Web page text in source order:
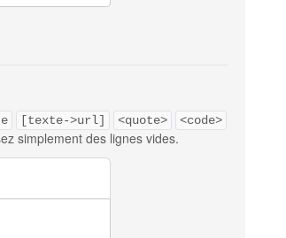
[texte->url] <quote> <code>
simplement des lignes vides.